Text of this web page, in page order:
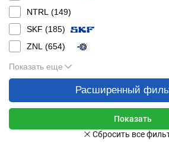
NTRL (149)
SKF (185)
ZNL (654)
Показать еще
Расширенный